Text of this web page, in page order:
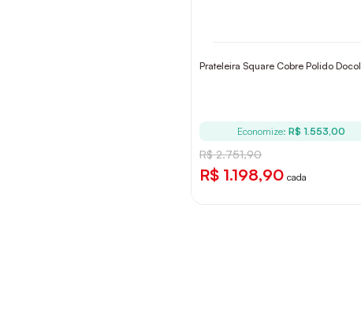
Prateleira Square Cobre Polido Docol
Economize: R$ 1.553,00
R$ 2.751,90
R$ 1.198,90 cada